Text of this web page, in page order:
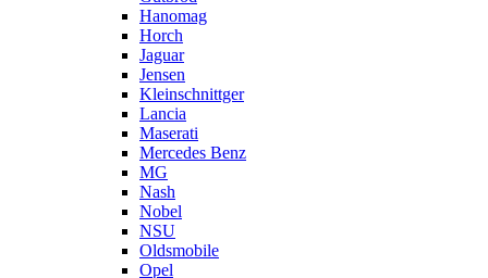
Hanomag
Horch
Jaguar
Jensen
Kleinschnittger
Lancia
Maserati
Mercedes Benz
MG
Nash
Nobel
NSU
Oldsmobile
Opel